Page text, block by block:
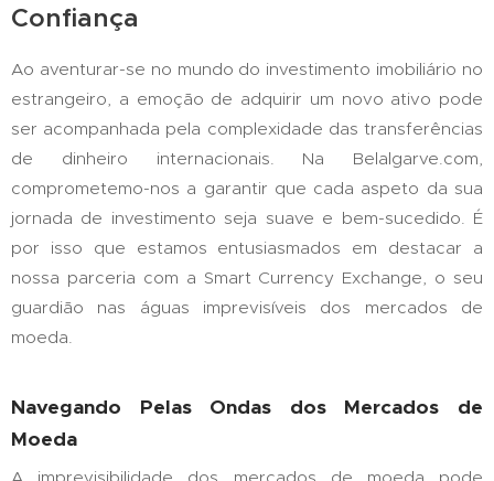
Confiança
Ao aventurar-se no mundo do investimento imobiliário no
estrangeiro, a emoção de adquirir um novo ativo pode
ser acompanhada pela complexidade das transferências
de dinheiro internacionais. Na Belalgarve.com,
comprometemo-nos a garantir que cada aspeto da sua
jornada de investimento seja suave e bem-sucedido. É
por isso que estamos entusiasmados em destacar a
nossa parceria com a Smart Currency Exchange, o seu
guardião nas águas imprevisíveis dos mercados de
moeda.
Navegando Pelas Ondas dos Mercados de
Moeda